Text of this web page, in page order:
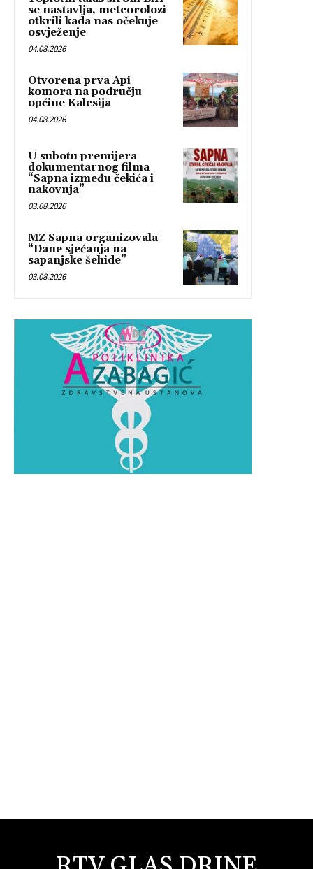
se nastavlja, meteorolozi
otkrili kada nas očekuje
osvježenje
04.08.2026
Otvorena prva Api
komora na području
općine Kalesija
04.08.2026
U subotu premijera
dokumentarnog filma
“Sapna između čekića i
nakovnja”
03.08.2026
MZ Sapna organizovala
“Dane sjećanja na
sapanjske šehide”
03.08.2026